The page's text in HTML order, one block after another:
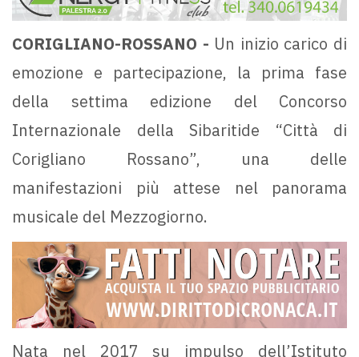
CORIGLIANO-ROSSANO - Un inizio carico di
emozione e partecipazione, la prima fase
della settima edizione del Concorso
Internazionale della Sibaritide “Città di
Corigliano Rossano”, una delle
manifestazioni più attese nel panorama
musicale del Mezzogiorno.
Nata nel 2017 su impulso dell’Istituto